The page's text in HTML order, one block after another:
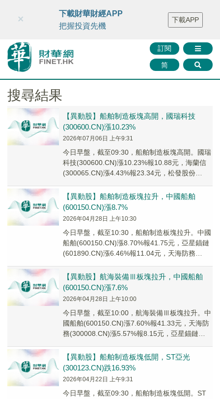
財華智庫網 FINTV FINMETA 財華證券 媒體矩陣
智庫沙龍
聯絡我們
訂閱
简
×
下載財華財經APP
把握投資先機
下載APP
搜尋結果
【異動股】船舶制造板塊高開，國瑞科技
(300600.CN)漲10.23%
2026年07月06日 上午9:31
今日早盤，截至09:30，船舶制造板塊高開。國瑞
科技(300600.CN)漲10.23%報10.88元，海蘭信
(300065.CN)漲4.43%報23.34元，松發股份
【異動股】船舶制造板塊拉升，中國船舶
(600150.CN)漲8.7%
2026年04月28日 上午10:30
今日早盤，截至10:30，船舶制造板塊拉升。中國
船舶(600150.CN)漲8.70%報41.75元，亞星錨鏈
(601890.CN)漲6.46%報11.04元，天海防務
【異動股】航海裝備Ⅲ板塊拉升，中國船舶
(600150.CN)漲7.6%
2026年04月28日 上午10:00
今日早盤，截至10:00，航海裝備Ⅲ板塊拉升。中
國船舶(600150.CN)漲7.60%報41.33元，天海防
務(300008.CN)漲5.57%報8.15元，亞星錨鏈
【異動股】船舶制造板塊低開，ST亞光
(300123.CN)跌16.93%
2026年04月22日 上午9:31
今日早盤，截至09:30，船舶制造板塊低開。ST